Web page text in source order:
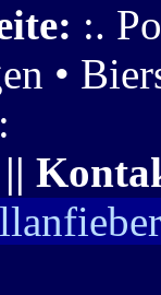
:.
•
||